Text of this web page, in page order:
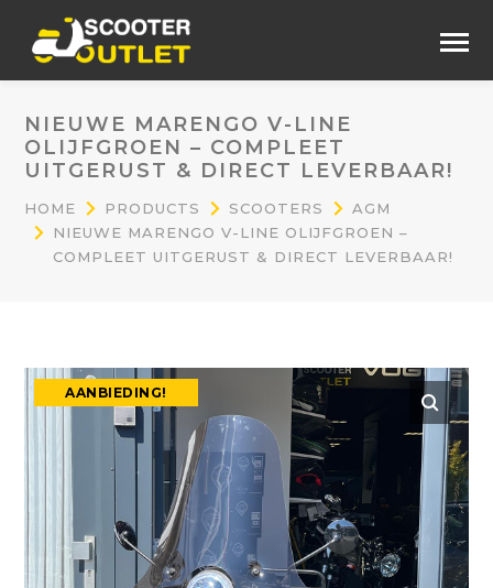
NIEUWE MARENGO V-LINE
OLIJFGROEN – COMPLEET
UITGERUST & DIRECT LEVERBAAR!
HOME PRODUCTS SCOOTERS
AGM
NIEUWE MARENGO V-LINE OLIJFGROEN –
COMPLEET UITGERUST & DIRECT LEVERBAAR!
AANBIEDING!